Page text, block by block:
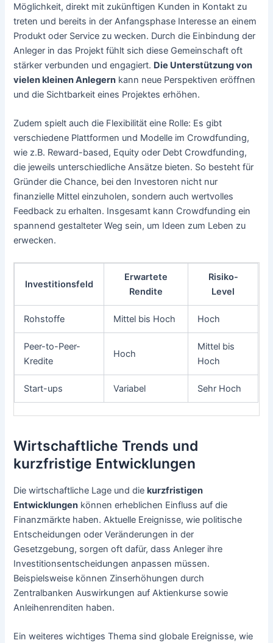
Möglichkeit, direkt mit zukünftigen Kunden in Kontakt zu
treten und bereits in der Anfangsphase Interesse an einem
Produkt oder Service zu wecken. Durch die Einbindung der
Anleger in das Projekt fühlt sich diese Gemeinschaft oft
stärker verbunden und engagiert. Die Unterstützung von
vielen kleinen Anlegern kann neue Perspektiven eröffnen
und die Sichtbarkeit eines Projektes erhöhen.
Zudem spielt auch die Flexibilität eine Rolle: Es gibt
verschiedene Plattformen und Modelle im Crowdfunding,
wie z.B. Reward-based, Equity oder Debt Crowdfunding,
die jeweils unterschiedliche Ansätze bieten. So besteht für
Gründer die Chance, bei den Investoren nicht nur
finanzielle Mittel einzuholen, sondern auch wertvolles
Feedback zu erhalten. Insgesamt kann Crowdfunding ein
spannend gestalteter Weg sein, um Ideen zum Leben zu
erwecken.
Investitionsfeld
Erwartete
Rendite
Risiko-
Level
Rohstoffe Mittel bis Hoch Hoch
Peer-to-Peer-
Kredite
Hoch
Mittel bis
Hoch
Start-ups Variabel Sehr Hoch
Wirtschaftliche Trends und
kurzfristige Entwicklungen
Die wirtschaftliche Lage und diekurzfristigen
Entwicklungen können erheblichen Einfluss auf die
Finanzmärkte haben. Aktuelle Ereignisse, wie politische
Entscheidungen oder Veränderungen in der
Gesetzgebung, sorgen oft dafür, dass Anleger ihre
Investitionsentscheidungen anpassen müssen.
Beispielsweise können Zinserhöhungen durch
Zentralbanken Auswirkungen auf Aktienkurse sowie
Anleihenrenditen haben.
Ein weiteres wichtiges Thema sind globale Ereignisse, wie